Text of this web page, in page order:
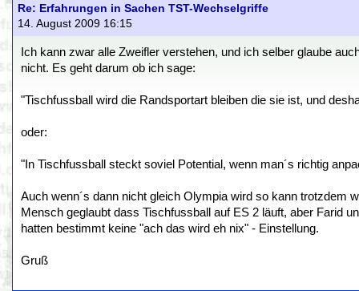
Re: Erfahrungen in Sachen TST-Wechselgriffe
14. August 2009 16:15
Ich kann zwar alle Zweifler verstehen, und ich selber glaube
nicht. Es geht darum ob ich sage:
"Tischfussball wird die Randsportart bleiben die sie ist, und
oder:
"In Tischfussball steckt soviel Potential, wenn man´s richtig
Auch wenn´s dann nicht gleich Olympia wird so kann trotzdem
Mensch geglaubt dass Tischfussball auf ES 2 läuft, aber Farid
hatten bestimmt keine "ach das wird eh nix" - Einstellung.
Gruß